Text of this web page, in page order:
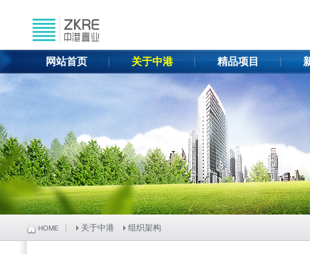
网站首页 关于中港 精品项目
HOME 关于中港 组织架构